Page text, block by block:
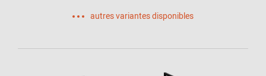
autres variantes disponibles